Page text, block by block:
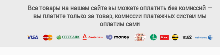
Все товары на нашем сайте вы можете оплатить без комиссий —
вы платите только за товар, комиссии платежных систем мы
оплатим сами